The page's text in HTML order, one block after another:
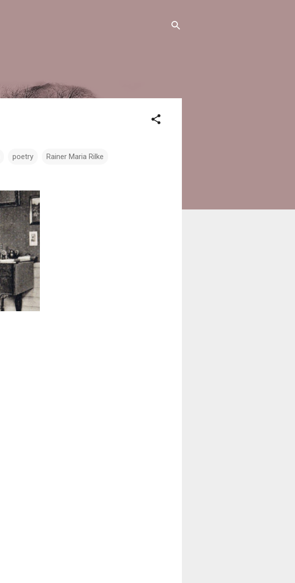
poetry Rainer Maria Rilke